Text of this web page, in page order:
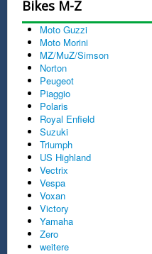
Bikes M-Z
Moto Guzzi
Moto Morini
MZ/MuZ/Simson
Norton
Peugeot
Piaggio
Polaris
Royal Enfield
Suzuki
Triumph
US Highland
Vectrix
Vespa
Voxan
Victory
Yamaha
Zero
weitere